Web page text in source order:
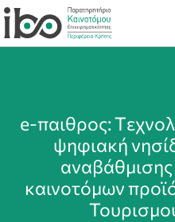
e-παιθρος:
ψηφιακή
καινοτόμων